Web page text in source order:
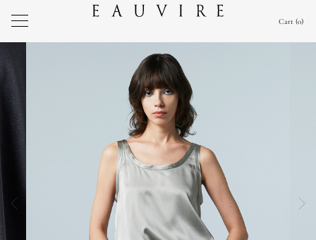
Cart 0